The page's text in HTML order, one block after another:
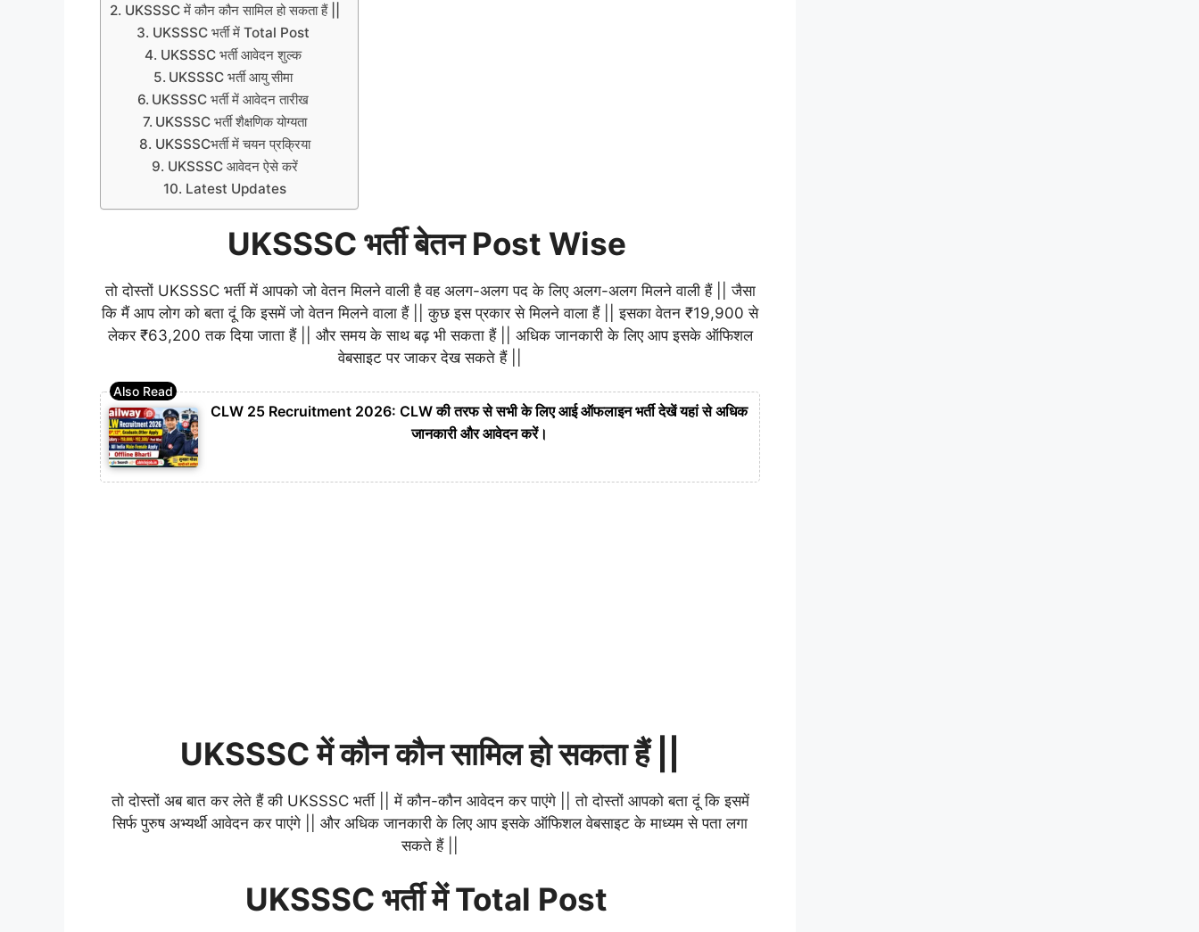
UKSSSC में कौन कौन सामिल हो सकता हैं ||
UKSSSC भर्ती में Total Post
UKSSSC भर्ती आवेदन शुल्क
UKSSSC भर्ती आयु सीमा
UKSSSC भर्ती में आवेदन तारीख
UKSSSC भर्ती शैक्षणिक योग्यता
UKSSSCभर्ती में चयन प्रक्रिया
UKSSSC आवेदन ऐसे करें
Latest Updates
UKSSSC भर्ती बेतन Post Wise
तो दोस्तों UKSSSC भर्ती में आपको जो वेतन मिलने वाली है वह अलग-अलग पद के लिए अलग-अलग मिलने वाली हैं || जैसा
कि मैं आप लोग को बता दूं कि इसमें जो वेतन मिलने वाला हैं || कुछ इस प्रकार से मिलने वाला हैं || इसका वेतन ₹19,900 से
लेकर ₹63,200 तक दिया जाता हैं || और समय के साथ बढ़ भी सकता हैं || अधिक जानकारी के लिए आप इसके ऑफिशल
वेबसाइट पर जाकर देख सकते हैं ||
CLW 25 Recruitment 2026: CLW की तरफ से सभी के लिए आई ऑफलाइन भर्ती देखें यहां से अधिक
जानकारी और आवेदन करें।
UKSSSC में कौन कौन सामिल हो सकता हैं ||
तो दोस्तों अब बात कर लेते हैं की UKSSSC भर्ती || में कौन-कौन आवेदन कर पाएंगे || तो दोस्तों आपको बता दूं कि इसमें
सिर्फ पुरुष अभ्यर्थी आवेदन कर पाएंगे || और अधिक जानकारी के लिए आप इसके ऑफिशल वेबसाइट के माध्यम से पता लगा
सकते हैं ||
UKSSSC भर्ती में Total Post